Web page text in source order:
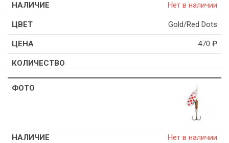
Нет в наличии
Gold/Red Dots
470 ₽
Нет в наличии